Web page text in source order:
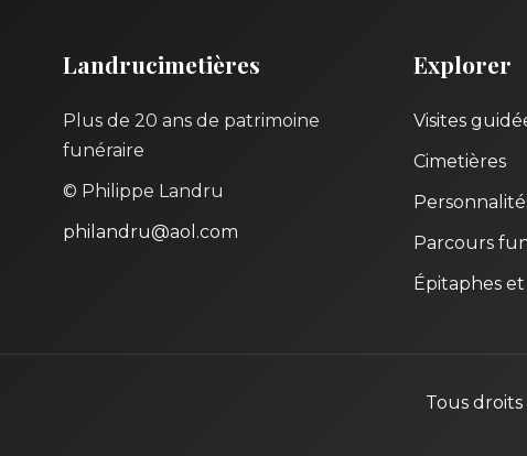
Landrucimetières
Plus de 20 ans de patrimoine
funéraire
© Philippe Landru
philandru@aol.com
Explorer
Visites
Cimetières
Parcours
Épitaphes
Tous